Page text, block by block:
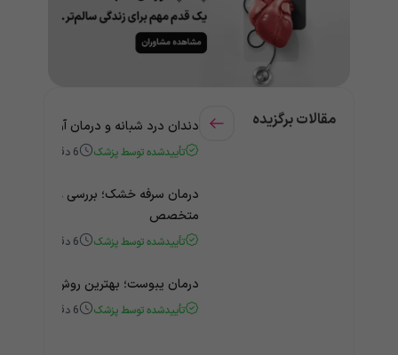
مقالات برگزیده دندان درد شبانه و درمان آن +
تأییدشده توسط پزشک 6 دقیقه
درمان سرفه خشک؛ بررسی علت و
متخصص
تأییدشده توسط پزشک 6 دقیقه
درمان یبوست؛ بهترین روش‌های
تأییدشده توسط پزشک 6 دقیقه